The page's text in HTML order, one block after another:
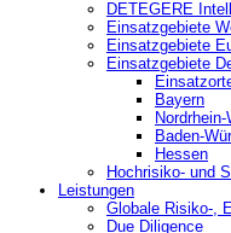
DETEGERE
Einsatzgebiete
Einsatzgebiete
Einsatzgebiete
Bayern
Baden-
Hessen
Hochrisiko- und
Leistungen
Globale Risiko-,
Due Diligence